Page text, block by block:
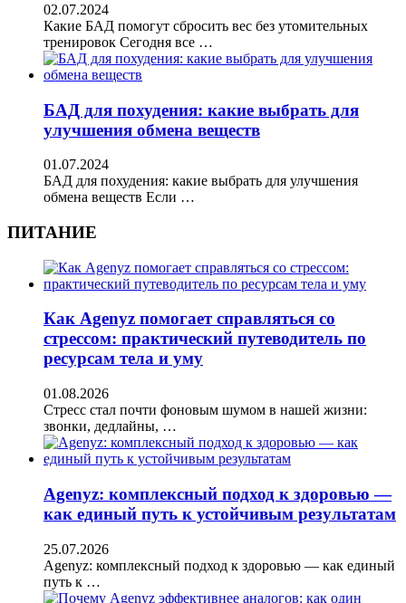
02.07.2024
Какие БАД помогут сбросить вес без утомительных
тренировок Сегодня все …
БАД для похудения: какие выбрать для
улучшения обмена веществ
01.07.2024
БАД для похудения: какие выбрать для улучшения
обмена веществ Если …
ПИТАНИЕ
Как Agenyz помогает справляться со
стрессом: практический путеводитель по
ресурсам тела и уму
01.08.2026
Стресс стал почти фоновым шумом в нашей жизни:
звонки, дедлайны, …
Agenyz: комплексный подход к здоровью —
как единый путь к устойчивым результатам
25.07.2026
Agenyz: комплексный подход к здоровью — как единый
путь к …